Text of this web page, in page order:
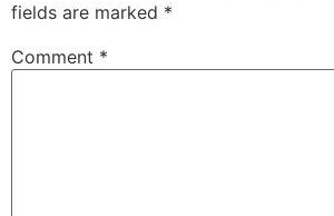
fields are marked *
Comment *